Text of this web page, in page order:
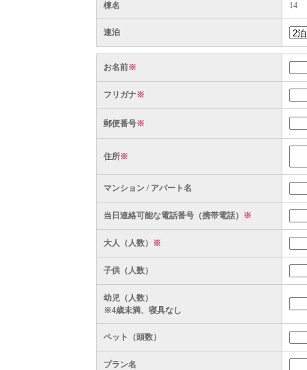
棟名 14
連泊
お名前※
フリガナ※
郵便番号※
住所※
マンション / アパート名
当日連絡可能な電話番号（携帯電話） ※
大人（人数） ※
子供（人数）
幼児（人数）
※4歳未満、寝具なし
ペット（頭数）
プラン名